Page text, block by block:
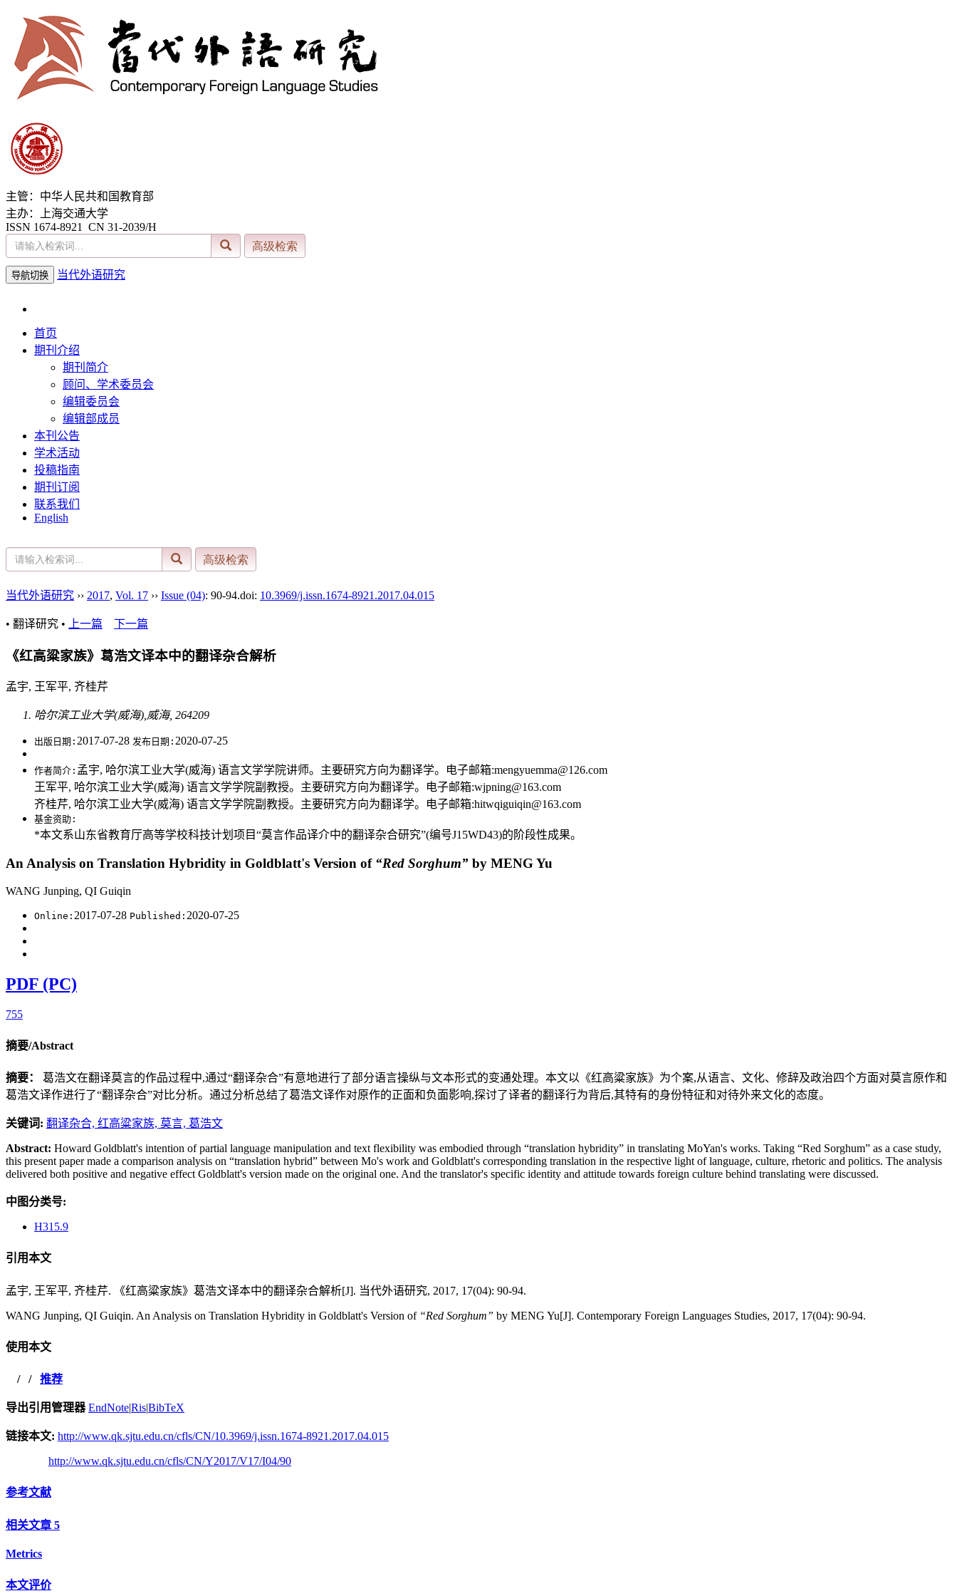
主管：中华人民共和国教育部
主办：上海交通大学
ISSN 1674-8921 CN 31-2039/H
导航切换 当代外语研究
首页
期刊介绍
期刊简介
顾问、学术委员会
编辑委员会
编辑部成员
本刊公告
学术活动
投稿指南
期刊订阅
联系我们
English
当代外语研究 ›› 2017, Vol. 17 ›› Issue (04): 90-94.doi: 10.3969/j.issn.1674-8921.2017.04.015
• 翻译研究 • 上一篇 下一篇
《红高粱家族》葛浩文译本中的翻译杂合解析
孟宇, 王军平, 齐桂芹
哈尔滨工业大学(威海),威海, 264209
出版日期: 2017-07-28 发布日期: 2020-07-25
作者简介: 孟宇, 哈尔滨工业大学(威海) 语言文学学院讲师。主要研究方向为翻译学。电子邮箱:mengyuemma@126.com
王军平, 哈尔滨工业大学(威海) 语言文学学院副教授。主要研究方向为翻译学。电子邮箱:wjpning@163.com
齐桂芹, 哈尔滨工业大学(威海) 语言文学学院副教授。主要研究方向为翻译学。电子邮箱:hitwqiguiqin@163.com
基金资助:
*本文系山东省教育厅高等学校科技计划项目“莫言作品译介中的翻译杂合研究”(编号J15WD43)的阶段性成果。
An Analysis on Translation Hybridity in Goldblatt's Version of “Red Sorghum” by MENG Yu
WANG Junping, QI Guiqin
Online: 2017-07-28 Published: 2020-07-25
PDF (PC)
755
摘要/Abstract
摘要： 葛浩文在翻译莫言的作品过程中,通过“翻译杂合”有意地进行了部分语言操纵与文本形式的变通处理。本文以《红高粱家族》为个案,从语言、文化、修辞及政治四个方面对莫言原作和
葛浩文译作进行了“翻译杂合”对比分析。通过分析总结了葛浩文译作对原作的正面和负面影响,探讨了译者的翻译行为背后,其特有的身份特征和对待外来文化的态度。
关键词: 翻译杂合, 红高粱家族, 莫言, 葛浩文
Abstract: Howard Goldblatt's intention of partial language manipulation and text flexibility was embodied through “translation hybridity” in translating MoYan's works. Taking “Red Sorghum” as a case study,
this present paper made a comparison analysis on “translation hybrid” between Mo's work and Goldblatt's corresponding translation in the respective light of language, culture, rhetoric and politics. The analysis
delivered both positive and negative effect Goldblatt's version made on the original one. And the translator's specific identity and attitude towards foreign culture behind translating were discussed.
中图分类号:
H315.9
引用本文
孟宇, 王军平, 齐桂芹. 《红高粱家族》葛浩文译本中的翻译杂合解析[J]. 当代外语研究, 2017, 17(04): 90-94.
WANG Junping, QI Guiqin. An Analysis on Translation Hybridity in Goldblatt's Version of “Red Sorghum” by MENG Yu[J]. Contemporary Foreign Languages Studies, 2017, 17(04): 90-94.
使用本文
/ / 推荐
导出引用管理器 EndNote|Ris|BibTeX
链接本文: http://www.qk.sjtu.edu.cn/cfls/CN/10.3969/j.issn.1674-8921.2017.04.015
http://www.qk.sjtu.edu.cn/cfls/CN/Y2017/V17/I04/90
参考文献
相关文章 5
Metrics
本文评价